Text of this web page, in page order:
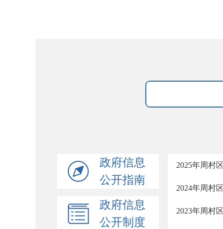
政府信息
公开指南
政府信息
公开制度
2025年周村
2024年周村
2023年周村